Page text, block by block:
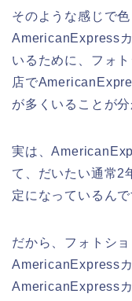
そのような感じで
AmericanExpress
いるために、フォ
店で
が多くいることが分
実は、
て、だいたい通常2
定になっているん
だから、フォトシ
AmericanExpress
AmericanExpress